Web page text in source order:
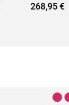
268,95 €